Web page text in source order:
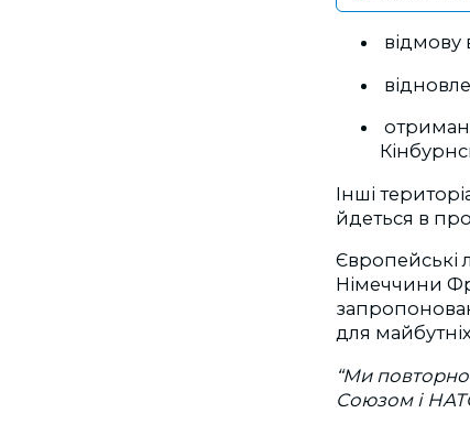
відмову
Інші
йдеться в
Європейські
Німеччини
для
“Ми
Союзом і